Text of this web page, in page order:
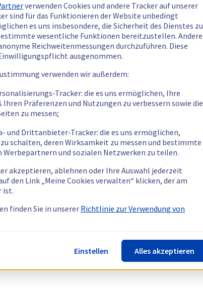
verwenden Cookies und andere Tracker auf unserer
sind für das Funktionieren der Website unbedingt
es uns insbesondere, die Sicherheit des Dienstes zu
wesentliche Funktionen bereitzustellen. Andere
Reichweitenmessungen durchzuführen. Diese
ausgenommen.
verwenden wir außerdem:
Tracker: die es uns ermöglichen, Ihre
Präferenzen und Nutzungen zu verbessern sowie die
zu messen;
und Drittanbieter-Tracker: die es uns ermöglichen,
schalten, deren Wirksamkeit zu messen und bestimmte
Werbepartnern und sozialen Netzwerken zu teilen.
akzeptieren, ablehnen oder Ihre Auswahl jederzeit
den Link „Meine Cookies verwalten“ klicken, der am
ist.
finden Sie in unserer Richtlinie zur Verwendung von
Einstellen Alles akzeptieren